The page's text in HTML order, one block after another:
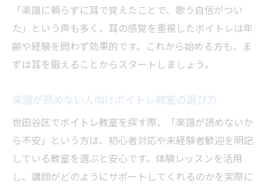
「楽譜に頼らずに耳で覚えたことで、歌う自信がつい
た」という声も多く、耳の感覚を重視したボイトレは年
齢や経験を問わず効果的です。これから始める方も、ま
ずは耳を鍛えることからスタートしましょう。
楽譜が読めない人向けボイトレ教室の選び方
世田谷区でボイトレ教室を探す際、「楽譜が読めないか
ら不安」という方は、初心者対応や未経験者歓迎を明記
している教室を選ぶと安心です。体験レッスンを活用
し、講師がどのようにサポートしてくれるのかを実際に